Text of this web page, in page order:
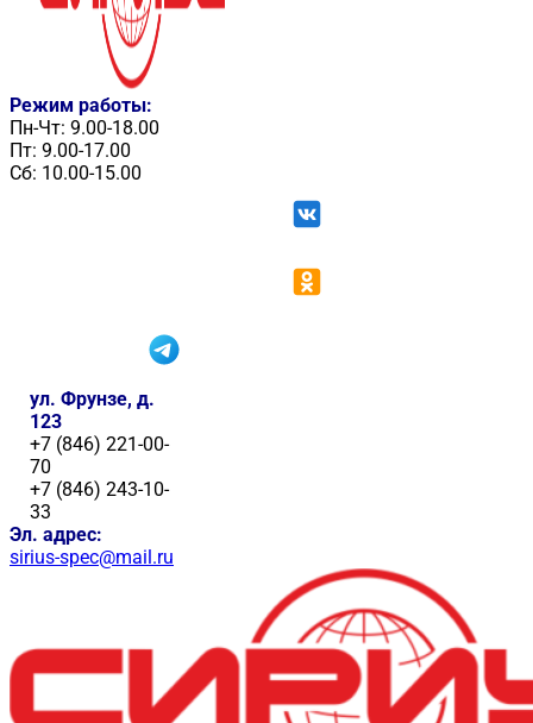
Режим работы:
Пн-Чт: 9.00-18.00
Пт: 9.00-17.00
Сб: 10.00-15.00
ул. Фрунзе, д.
123
+7 (846) 221-00-
70
+7 (846) 243-10-
33
Эл. адрес:
sirius-spec@mail.ru